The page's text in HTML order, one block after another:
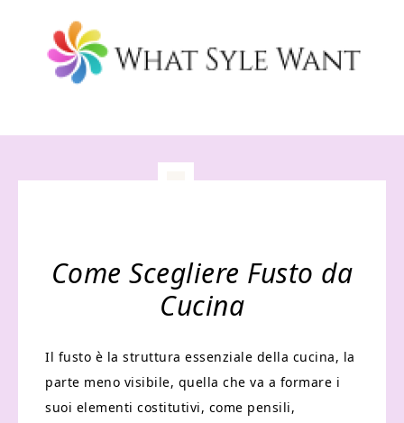
Come Scegliere Fusto da
Cucina
Il fusto è la struttura essenziale della cucina, la
parte meno visibile, quella che va a formare i
suoi elementi costitutivi, come pensili,